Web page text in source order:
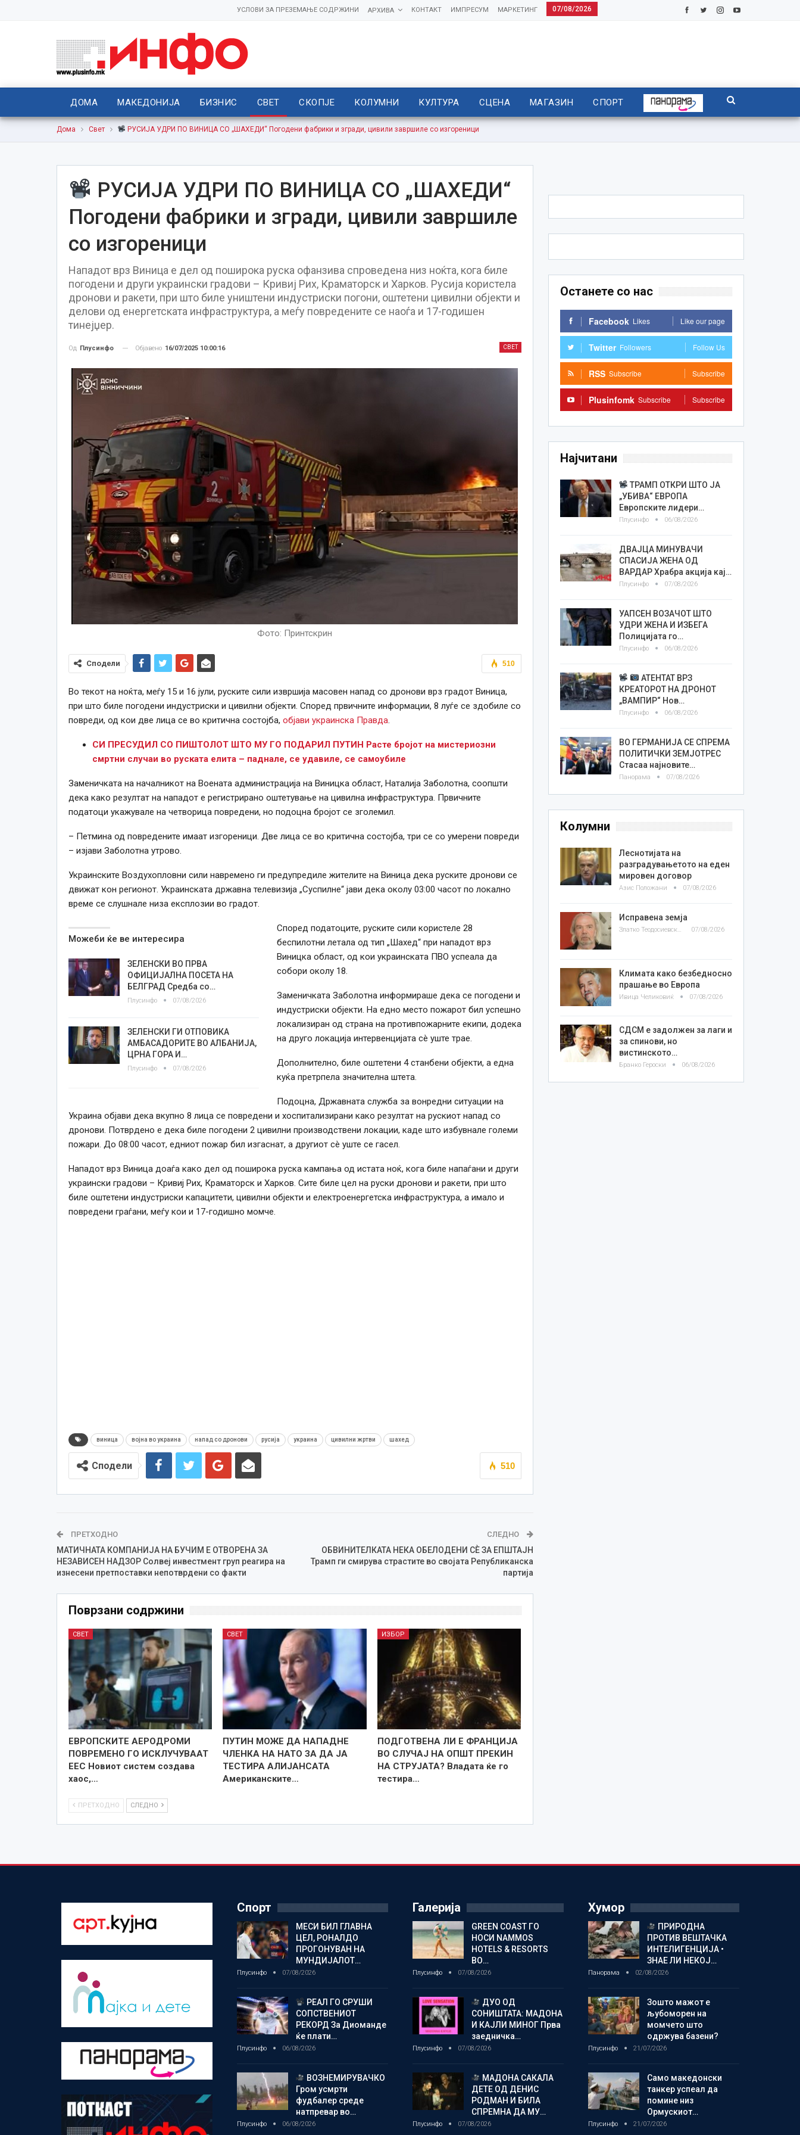
07/08/2026
МАРКЕТИНГ
ИМПРЕСУМ
КОНТАКТ
АРХИВА
УСЛОВИ ЗА ПРЕЗЕМАЊЕ СОДРЖИНИ
ДОМА МАКЕДОНИЈА БИЗНИС СВЕТ СКОПЈЕ КОЛУМНИ КУЛТУРА СЦЕНА МАГАЗИН СПОРТ
Дома Свет РУСИЈА УДРИ ПО ВИНИЦА СО „ШАХЕДИ“ Погодени фабрики и згради, цивили завршиле со изгореници
РУСИЈА УДРИ ПО ВИНИЦА СО „ШАХЕДИ“
Погодени фабрики и згради, цивили завршиле
со изгореници
Нападот врз Виница е дел од поширока руска офанзива спроведена низ ноќта, кога биле
погодени и други украински градови – Кривиј Рих, Краматорск и Харков. Русија користела
дронови и ракети, при што биле уништени индустриски погони, оштетени цивилни објекти и
делови од енергетската инфраструктура, а меѓу повредените се наоѓа и 17-годишен
тинејџер.
СВЕТ
Од Плусинфо Објавено 16/07/2025 10:00:16
Фото: Принтскрин
510
Сподели
Во текот на ноќта, меѓу 15 и 16 јули, руските сили извршија масовен напад со дронови врз градот Виница,
при што биле погодени индустриски и цивилни објекти. Според првичните информации, 8 луѓе се здобиле со
повреди, од кои две лица се во критична состојба, објави украинска Правда
СИ ПРЕСУДИЛ СО ПИШТОЛОТ ШТО МУ ГО ПОДАРИЛ ПУТИН Расте бројот на мистериозни
смртни случаи во руската елита – паднале, се удавиле, се самоубиле
Заменичката на началникот на Воената администрација на Виницка област, Наталија Заболотна, соопшти
дека како резултат на нападот е регистрирано оштетување на цивилна инфраструктура. Првичните
податоци укажувале на четворица повредени, но подоцна бројот се зголемил.
– Петмина од повредените имаат изгореници. Две лица се во критична состојба, три се со умерени повреди
– изјави Заболотна утрово.
Украинските Воздухопловни сили навремено ги предупредиле жителите на Виница дека руските дронови се
движат кон регионот. Украинската државна телевизија „Суспилне“ јави дека околу 03:00 часот по локално
време се слушнале низа експлозии во градот.
Можеби ќе ве интересира
ЗЕЛЕНСКИ ВО ПРВА
ОФИЦИЈАЛНА ПОСЕТА НА
БЕЛГРАД Средба со…
Плусинфо 07/08/2026
ЗЕЛЕНСКИ ГИ ОТПОВИКА
АМБАСАДОРИТЕ ВО АЛБАНИЈА,
ЦРНА ГОРА И…
Плусинфо 07/08/2026
Според податоците, руските сили користеле 28
беспилотни летала од тип „Шахед“ при нападот врз
Виницка област, од кои украинската ПВО успеала да
собори околу 18.
Заменичката Заболотна информираше дека се погодени и
индустриски објекти. На едно место пожарот бил успешно
локализиран од страна на противпожарните екипи, додека
на друго локација интервенцијата сè уште трае.
Дополнително, биле оштетени 4 станбени објекти, а една
куќа претрпела значителна штета.
Подоцна, Државната служба за вонредни ситуации на
Украина објави дека вкупно 8 лица се повредени и хоспитализирани како резултат на рускиот напад со
дронови. Потврдено е дека биле погодени 2 цивилни производствени локации, каде што избувнале големи
пожари. До 08:00 часот, едниот пожар бил изгаснат, а другиот сè уште се гасел.
Нападот врз Виница доаѓа како дел од поширока руска кампања од истата ноќ, кога биле напаѓани и други
украински градови – Кривиј Рих, Краматорск и Харков. Сите биле цел на руски дронови и ракети, при што
биле оштетени индустриски капацитети, цивилни објекти и електроенергетска инфраструктура, а имало и
повредени граѓани, меѓу кои и 17-годишно момче.
виница војна во украина напад со дронови русија украина цивилни жртви шахед
510
Сподели
ПРЕТХОДНО
МАТИЧНАТА КОМПАНИЈА НА БУЧИМ Е ОТВОРЕНА ЗА
НЕЗАВИСЕН НАДЗОР Солвеј инвестмент груп реагира на
изнесени претпоставки непотврдени со факти
СЛЕДНО
ОБВИНИТЕЛКАТА НЕКА ОБЕЛОДЕНИ СÈ ЗА ЕПШТАЈН
Трамп ги смирува страстите во својата Републиканска
партија
Поврзани содржини
СВЕТ
ЕВРОПСКИТЕ АЕРОДРОМИ
ПОВРЕМЕНО ГО ИСКЛУЧУВААТ
ЕЕС Новиот систем создава
хаос,…
СВЕТ
ПУТИН МОЖЕ ДА НАПАДНЕ
ЧЛЕНКА НА НАТО ЗА ДА ЈА
ТЕСТИРА АЛИЈАНСАТА
Американските…
ИЗБОР
ПОДГОТВЕНА ЛИ Е ФРАНЦИЈА
ВО СЛУЧАЈ НА ОПШТ ПРЕКИН
НА СТРУЈАТА? Владата ќе го
тестира…
ПРЕТХОДНО СЛЕДНО
Останете со нас
Facebook Likes Like our page
Twitter Followers Follow Us
RSS Subscribe Subscribe
Plusinfomk Subscribe Subscribe
Најчитани
ТРАМП ОТКРИ ШТО ЈА
„УБИВА“ ЕВРОПА
Европските лидери…
Плусинфо 06/08/2026
ДВАЈЦА МИНУВАЧИ
СПАСИЈА ЖЕНА ОД
ВАРДАР Храбра акција кај…
Плусинфо 07/08/2026
УАПСЕН ВОЗАЧОТ ШТО
УДРИ ЖЕНА И ИЗБЕГА
Полицијата го…
Плусинфо 06/08/2026
АТЕНТАТ ВРЗ
КРЕАТОРОТ НА ДРОНОТ
„ВАМПИР“ Нов…
Плусинфо 06/08/2026
ВО ГЕРМАНИЈА СЕ СПРЕМА
ПОЛИТИЧКИ ЗЕМЈОТРЕС
Стасаа најновите…
Панорама 07/08/2026
Колумни
Леснотијата на
разградувањетото на еден
мировен договор
Азис Положани 07/08/2026
Исправена земја
Златко Теодосиевски 07/08/2026
Климата како безбедносно
прашање во Европа
Ивица Челиковиќ 07/08/2026
СДСМ е задолжен за лаги и
за спинови, но
вистинското…
Бранко Героски 06/08/2026
Спорт
МЕСИ БИЛ ГЛАВНА
ЦЕЛ, РОНАЛДО
ПРОГОНУВАН НА
МУНДИЈАЛОТ…
Плусинфо 07/08/2026
РЕАЛ ГО СРУШИ
СОПСТВЕНИОТ
РЕКОРД За Диоманде
ќе плати…
Плусинфо 06/08/2026
ВОЗНЕМИРУВАЧКО
Гром усмрти
фудбалер среде
натпревар во…
Плусинфо 06/08/2026
Галерија
GREEN COAST ГО
НОСИ NAMMOS
HOTELS & RESORTS
ВО…
Плусинфо 07/08/2026
ДУО ОД
СОНИШТАТА: МАДОНА
И КАЈЛИ МИНОГ Прва
заедничка…
Плусинфо 07/08/2026
МАДОНА САКАЛА
ДЕТЕ ОД ДЕНИС
РОДМАН И БИЛА
СПРЕМНА ДА МУ…
Плусинфо 07/08/2026
Хумор
ПРИРОДНА
ПРОТИВ ВЕШТАЧКА
ИНТЕЛИГЕНЦИЈА •
ЗНАЕ ЛИ НЕКОЈ…
Панорама 02/08/2026
Зошто мажот е
љубоморен на
момчето што
одржува базени?
Плусинфо 21/07/2026
Само македонски
танкер успеал да
помине низ
Ормускиот…
Плусинфо 21/07/2026